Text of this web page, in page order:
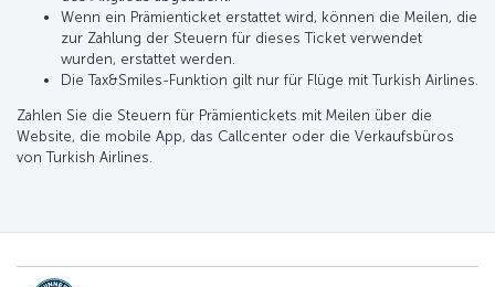
Wenn ein Prämienticket erstattet wird, können die Meilen, die
zur Zahlung der Steuern für dieses Ticket verwendet
wurden, erstattet werden.
Die Tax&Smiles-Funktion gilt nur für Flüge mit Turkish Airlines.
Zahlen Sie die Steuern für Prämientickets mit Meilen über die
Website, die mobile App, das Callcenter oder die Verkaufsbüros
von Turkish Airlines.